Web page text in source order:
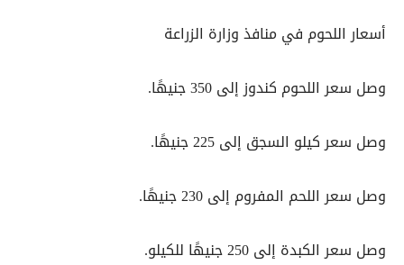
أسعار اللحوم في منافذ وزارة الزراعة
وصل سعر اللحوم كندوز إلى 350 جنيهًا.
وصل سعر كيلو السجق إلى 225 جنيهًا.
وصل سعر اللحم المفروم إلى 230 جنيهًا.
وصل سعر الكبدة إلى 250 جنيهًا للكيلو.